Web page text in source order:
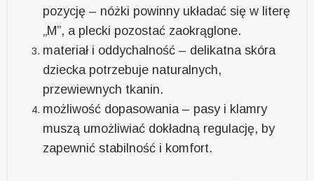
pozycję – nóżki powinny układać się w literę
„M”, a plecki pozostać zaokrąglone.
materiał i oddychalność – delikatna skóra
dziecka potrzebuje naturalnych,
przewiewnych tkanin.
możliwość dopasowania – pasy i klamry
muszą umożliwiać dokładną regulację, by
zapewnić stabilność i komfort.